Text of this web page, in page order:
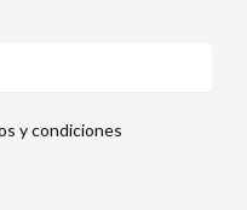
y condiciones